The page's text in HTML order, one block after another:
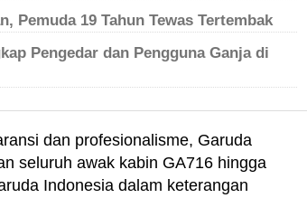
Pemuda 19 Tahun Tewas Tertembak
Pengedar dan Pengguna Ganja di
dan profesionalisme, Garuda
seluruh awak kabin GA716 hingga
Indonesia dalam keterangan